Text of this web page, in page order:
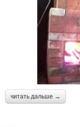
читать дальше →